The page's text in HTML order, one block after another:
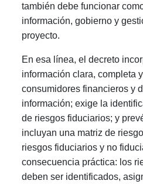
también debe funcionar
información, gobierno y
proyecto.
En esa línea, el decreto
información clara, completa
consumidores financieros y
información; exige la
de riesgos fiduciarios; y
incluyan una matriz de
riesgos fiduciarios y no
consecuencia práctica: los
deben ser identificados,